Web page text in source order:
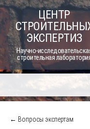
Skip
to
content
ЦЕНТР
ЭКСПЕРТИЗ
Научно-
строительная
← Вопросы экспертам